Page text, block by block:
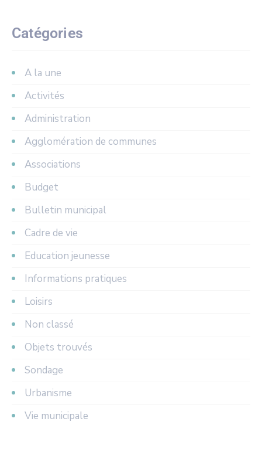
Catégories
A la une
Activités
Administration
Agglomération de communes
Associations
Budget
Bulletin municipal
Cadre de vie
Education jeunesse
Informations pratiques
Loisirs
Non classé
Objets trouvés
Sondage
Urbanisme
Vie municipale